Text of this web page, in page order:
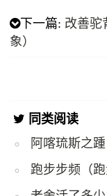
下一篇: 改善驼
象）
同类阅读
阿喀琉斯之
跑步步频（